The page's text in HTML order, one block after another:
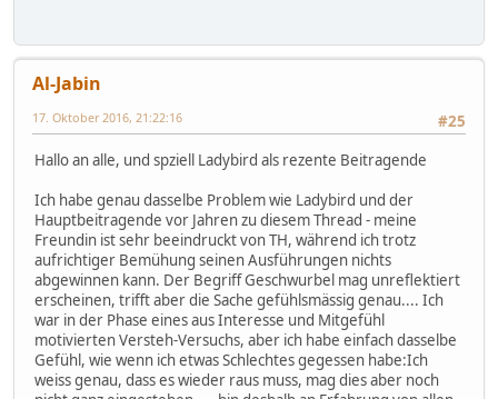
Al-Jabin
#25
17. Oktober 2016, 21:22:16
Hallo an alle, und spziell Ladybird als rezente Beitragende
Ich habe genau dasselbe Problem wie Ladybird und der
Hauptbeitragende vor Jahren zu diesem Thread - meine
Freundin ist sehr beeindruckt von TH, während ich trotz
aufrichtiger Bemühung seinen Ausführungen nichts
abgewinnen kann. Der Begriff Geschwurbel mag unreflektiert
erscheinen, trifft aber die Sache gefühlsmässig genau.... Ich
war in der Phase eines aus Interesse und Mitgefühl
motivierten Versteh-Versuchs, aber ich habe einfach dasselbe
Gefühl, wie wenn ich etwas Schlechtes gegessen habe:Ich
weiss genau, dass es wieder raus muss, mag dies aber noch